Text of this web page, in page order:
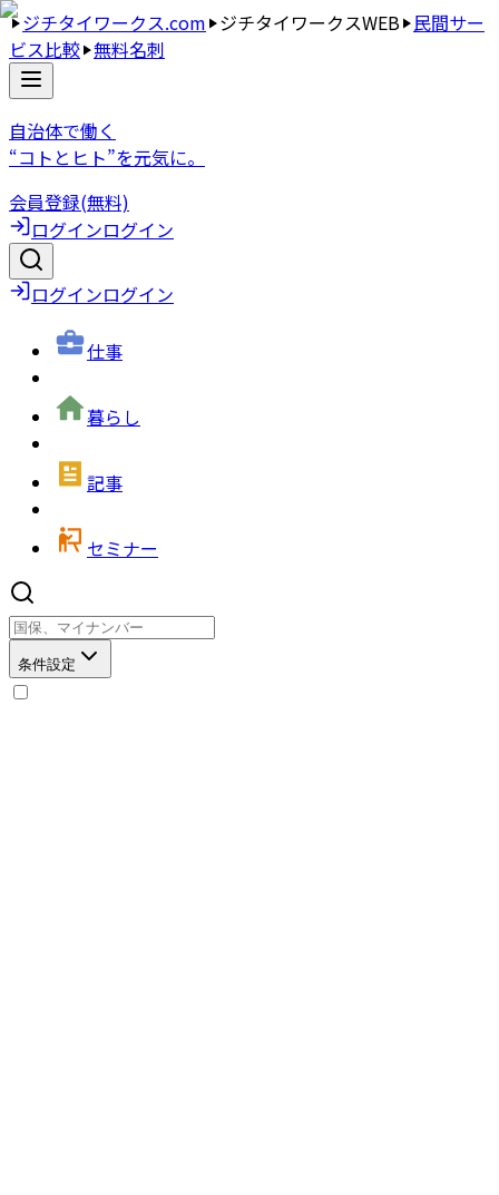
ジチタイワークス.com ジチタイワークスWEB 民間サー
ビス比較 無料名刺
自治体で働く
“コトとヒト”を元気に。
会員登録(無料)
ログインログイン
ログインログイン
仕事
暮らし
記事
セミナー
条件設定